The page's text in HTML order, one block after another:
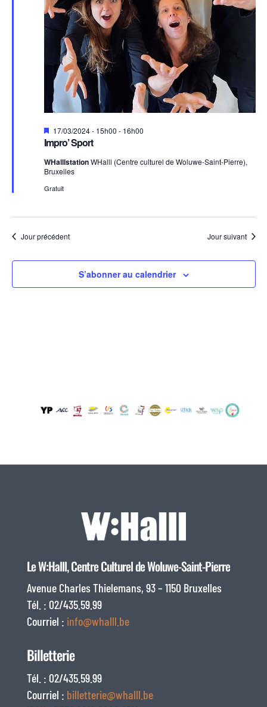
Impro’ Sport
Mis
en
avant
17/03/2024 - 15h00 - 16h00
WHalllstationWHalll (Centre culturel de Woluwe-Saint-Pierre),
Bruxelles
Gratuit
Jour précédent Jour suivant
S’abonner au calendrier
Le W:Halll, Centre Culturel de Woluwe-Saint-Pierre
Avenue Charles Thielemans, 93 – 1150 Bruxelles
Tél. : 02/435.59.99
Courriel : info@whalll.be
Billetterie
Tél. : 02/435.59.99
Courriel : billetterie@whalll.be